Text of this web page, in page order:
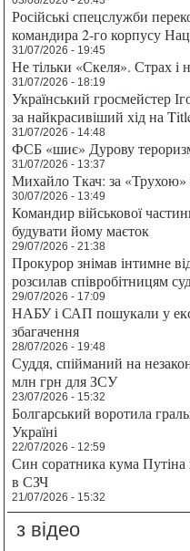
Російські спецслужби
командира 2-го корпусу
31/07/2026 - 19:45
Не тільки «Скеля». Страх
31/07/2026 - 18:19
Український гросмейстер
за найкрасивіший хід на
31/07/2026 - 14:48
ФСБ «шиє» Дурову
31/07/2026 - 13:37
Михайло Ткач: за «Трухою»
30/07/2026 - 13:49
Командир військової
будувати йому маєток
29/07/2026 - 21:38
Прокурор знімав інтимне
розсилав співробітницям
29/07/2026 - 17:09
НАБУ і САП пошукали у
збагачення
28/07/2026 - 19:48
Суддя, спійманий на
млн грн для ЗСУ
23/07/2026 - 15:32
Болгарський воротила
Україні
22/07/2026 - 12:59
Син соратника кума Путіна
в СЗЧ
21/07/2026 - 15:32
з відео